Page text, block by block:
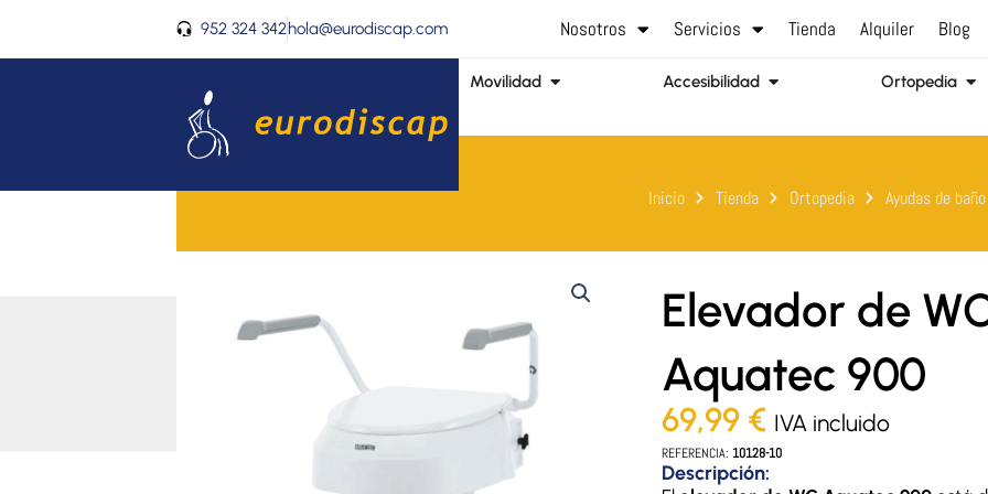
contenido
952 324 342hola@eurodiscap.com Nosotros Servicios Tienda Alquiler Blog
Movilidad Abrir Movilidad Accesibilidad Abrir AccesibilidadOrtopedia
Inicio Tienda Ortopedia Ayudas de baño
Elevador de
Aquatec 900
69,99 € IVA incluido
REFERENCIA: 10128-10
Descripción: